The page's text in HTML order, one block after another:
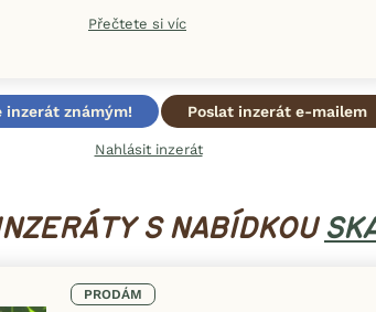
Přečtete si víc
inzerát známým! Poslat inzerát e-mailem
Nahlásit inzerát
S NABÍDKOU
PRODÁM